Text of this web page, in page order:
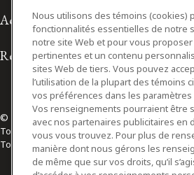
Accessibilité
Relations avec les médias
© 2026 Osler, Hoskin & Harcourt S.E.N.C.R.L./
Tous droits réservés
Toronto | Montréal | Calgary | Vancouver |
Nous utilisons des témoins (cookies)
fonctionnalités essentielles de notre
notre site Web et pour vous
pertinentes et un contenu
sites Web de tiers. Vous pouvez
l’utilisation de la plupart des témoins
vos préférences dans les
Vos renseignements pourraient être
avec nos partenaires publicitaires en
vous vous trouvez. Pour plus de
manière dont nous gérons les
de même que sur vos droits, qu’il